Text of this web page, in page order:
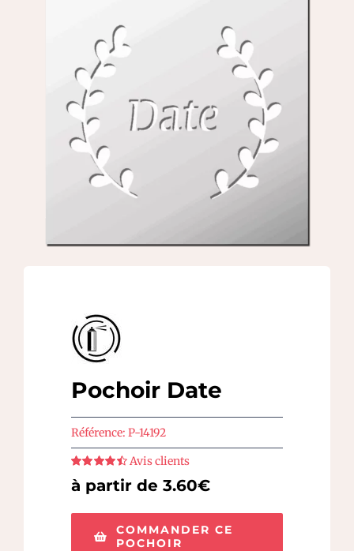
Pochoir Date
Référence: P-14192
Note
sur
5
Avis clients
à partir de 3.60€
COMMANDER CE
POCHOIR